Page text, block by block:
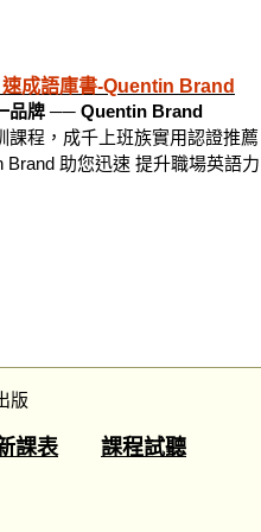
成語庫書-Quentin Brand
品牌 ── Quentin Brand
課程，成千上班族實用認證推
Brand 助您迅速 提升職場英語
版
課表 課程試聽